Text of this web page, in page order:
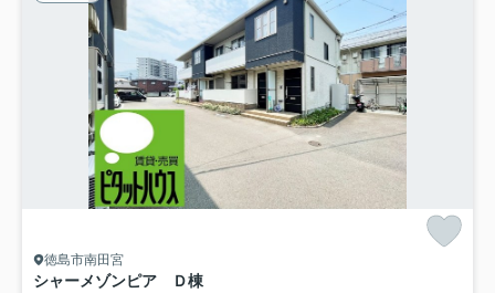
徳島市南田宮
シャーメゾンピア Ｄ棟